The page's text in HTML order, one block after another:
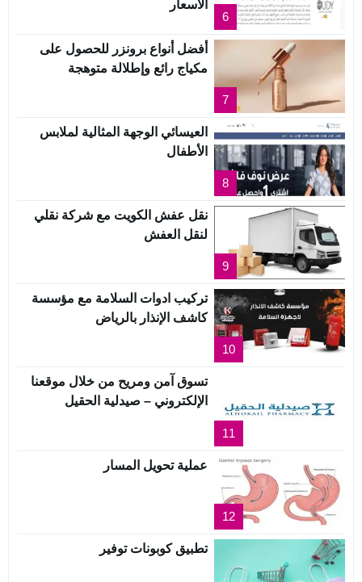
6
الأسعار
7
أفضل أنواع برونزر للحصول على
مكياج رائع وإطلالة متوهجة
8
العيسائي الوجهة المثالية لملابس
الأطفال
9
نقل عفش الكويت مع شركة نقلي
لنقل العفش
10
تركيب ادوات السلامة مع مؤسسة
كاشف الإنذار بالرياض
11
تسوق آمن ومريح من خلال موقعنا
الإلكتروني – صيدلية الحقيل
12
عملية تحويل المسار
تطبيق كوبونات توفير